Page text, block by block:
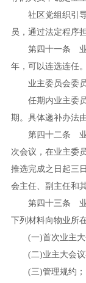
社区党组织引导
员，通过法定程序
第四十一条 业主
年，可以连选连任。
业主委员会委员
任期内业主委员
期。具体递补办法
第四十二条 业主
次会议，在业主委
推选完成之日起三
会主任、副主任和
第四十三条 业主
下列材料向物业所
(一)首次业主
( 二)业主大会议
(三)管理规约；